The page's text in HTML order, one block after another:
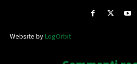
Website byLogOrbit